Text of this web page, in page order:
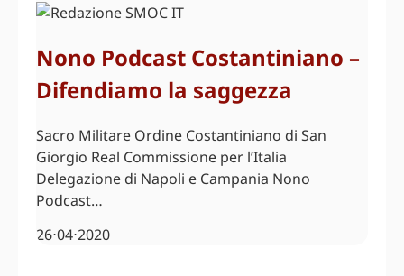
Nono Podcast Costantiniano –
Difendiamo la saggezza
Sacro Militare Ordine Costantiniano di San
Giorgio Real Commissione per l’Italia
Delegazione di Napoli e Campania Nono
Podcast…
26⋅04⋅2020